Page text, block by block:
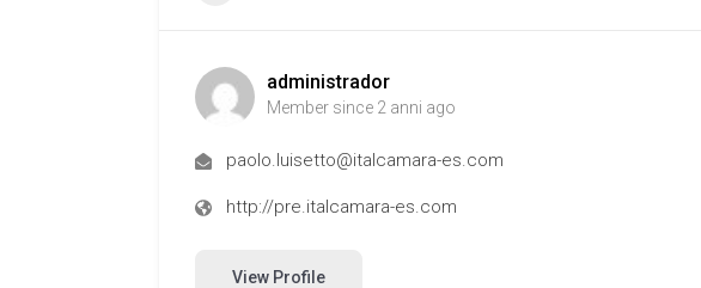
administrador
Member since 2 anni ago
paolo.luisetto@italcamara-es.com
http://pre.italcamara-es.com
View Profile